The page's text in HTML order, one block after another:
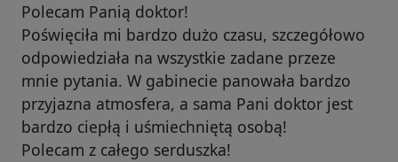
Polecam Panią doktor!
Poświęciła mi bardzo dużo czasu, szczegółowo
odpowiedziała na wszystkie zadane przeze
mnie pytania. W gabinecie panowała bardzo
przyjazna atmosfera, a sama Pani doktor jest
bardzo ciepłą i uśmiechniętą osobą!
Polecam z całego serduszka!